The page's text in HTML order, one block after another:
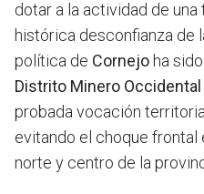
dotar a la actividad de
histórica desconfianza de
política de Cornejo ha
Distrito Minero Occidental
probada vocación
evitando el choque frontal
norte y centro de la